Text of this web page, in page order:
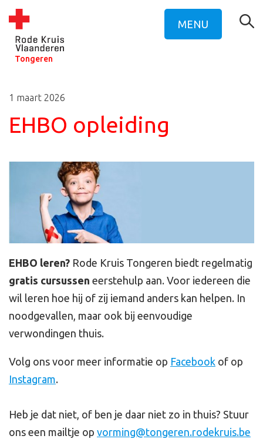
Tongeren
MENU
1 maart 2026
EHBO opleiding
EHBO leren? Rode Kruis Tongeren biedt regelmatig
gratis cursussen eerstehulp aan. Voor iedereen die
wil leren hoe hij of zij iemand anders kan helpen. In
noodgevallen, maar ook bij eenvoudige
verwondingen thuis.
Volg ons voor meer informatie op Facebook of op
Instagram.
Heb je dat niet, of ben je daar niet zo in thuis? Stuur
ons een mailtje op vorming@tongeren.rodekruis.be